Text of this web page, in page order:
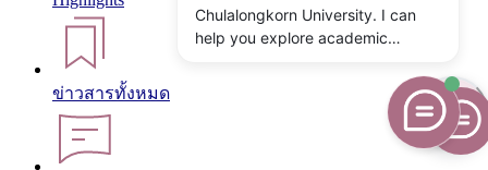
ข่าวสารทั้งหมด
Chulalongkorn University. I can
help you explore academic